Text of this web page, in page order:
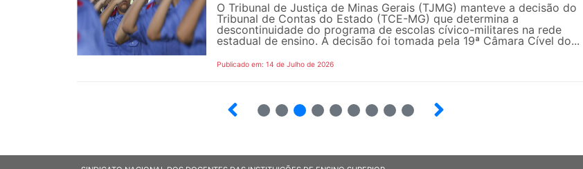
O Tribunal de Justiça de Minas Gerais (TJMG) manteve a decisão do
Tribunal de Contas do Estado (TCE-MG) que determina a
descontinuidade do programa de escolas cívico-militares na rede
estadual de ensino. A decisão foi tomada pela 19ª Câmara Cível do...
Publicado em: 14 de Julho de 2026